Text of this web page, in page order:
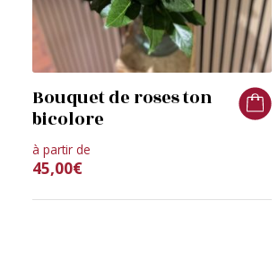
Bouquet de roses ton
bicolore
à partir de
45,00€